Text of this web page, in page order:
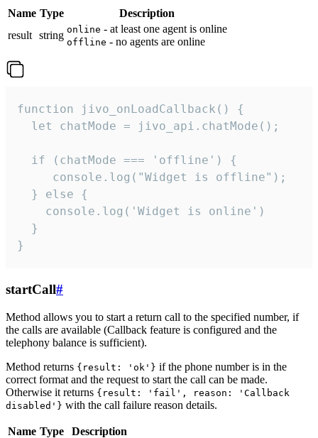
Name Type
Description
result string online - at least one agent is online
offline - no agents are online
function jivo_onLoadCallback() {
  let chatMode = jivo_api.chatMode();
  if (chatMode === 'offline') {
     console.log("Widget is offline");
  } else {
    console.log('Widget is online')
  }
}
startCall#
Method allows you to start a return call to the specified number, if
the calls are available (Callback feature is configured and the
telephony balance is sufficient).
Method returns {result: 'ok'} if the phone number is in the
correct format and the request to start the call can be made.
Otherwise it returns {result: 'fail', reason: 'Callback
disabled'} with the call failure reason details.
Name Type
Description